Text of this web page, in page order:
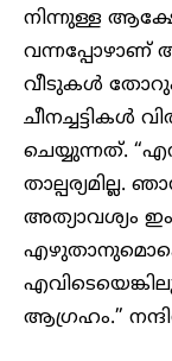
നിന്നുള്ള
വന്നപ്പോഴാണ്
വീടുകൾ തോറും
ചീനച്ചട്ടികൾ
ചെയ്യുന്നത്.
താല്പര്യമില്ല.
അത്യാവശ്യം
ആഗ്രഹം.”